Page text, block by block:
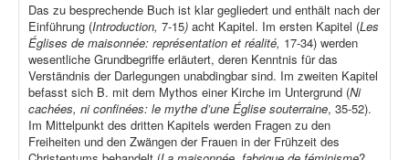
Das zu besprechende Buch ist klar gegliedert und enthält nach der
Einführung (Introduction, 7-15) acht Kapitel. Im ersten Kapitel (Les
Églises de maisonnée: représentation et réalité, 17-34) werden
wesentliche Grundbegriffe erläutert, deren Kenntnis für das
Verständnis der Darlegungen unabdingbar sind. Im zweiten Kapitel
befasst sich B. mit dem Mythos einer Kirche im Untergrund (Ni
cachées, ni confinées: le mythe d’une Église souterraine, 35-52).
Im Mittelpunkt des dritten Kapitels werden Fragen zu den
Freiheiten und den Zwängen der Frauen in der Frühzeit des